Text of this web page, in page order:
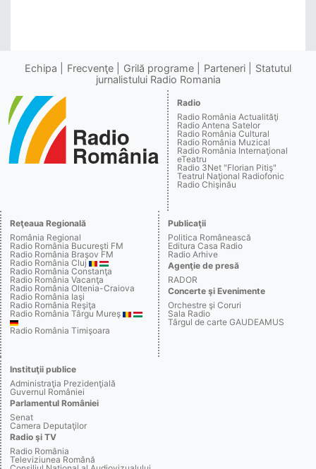
Echipa Frecvenţe Grilă programe Parteneri
Statutul
jurnalistului Radio Romania
Radio
Radio România Actualităţi
Radio Antena Satelor
Radio România Cultural
Radio România Muzical
Radio România Internaţional
eTeatru
Radio 3Net "Florian Pitiş"
Teatrul Naţional Radiofonic
Radio Chişinău
Reţeaua Regională
România Regional
Radio România Bucureşti FM
Radio România Braşov FM
Radio România Cluj
Radio România Constanţa
Radio România Vacanţa
Radio România Oltenia-Craiova
Radio România Iaşi
Radio România Reşiţa
Radio România Târgu Mureş
Radio România Timişoara
Publicaţii
Politica Românească
Editura Casa Radio
Radio Arhive
Agenţie de presă
RADOR
Concerte şi Evenimente
Orchestre şi Coruri
Sala Radio
Târgul de carte GAUDEAMUS
Instituţii publice
Administraţia Prezidenţială
Guvernul României
Parlamentul României
Senat
Camera Deputaţilor
Radio şi TV
Radio România
Televiziunea Română